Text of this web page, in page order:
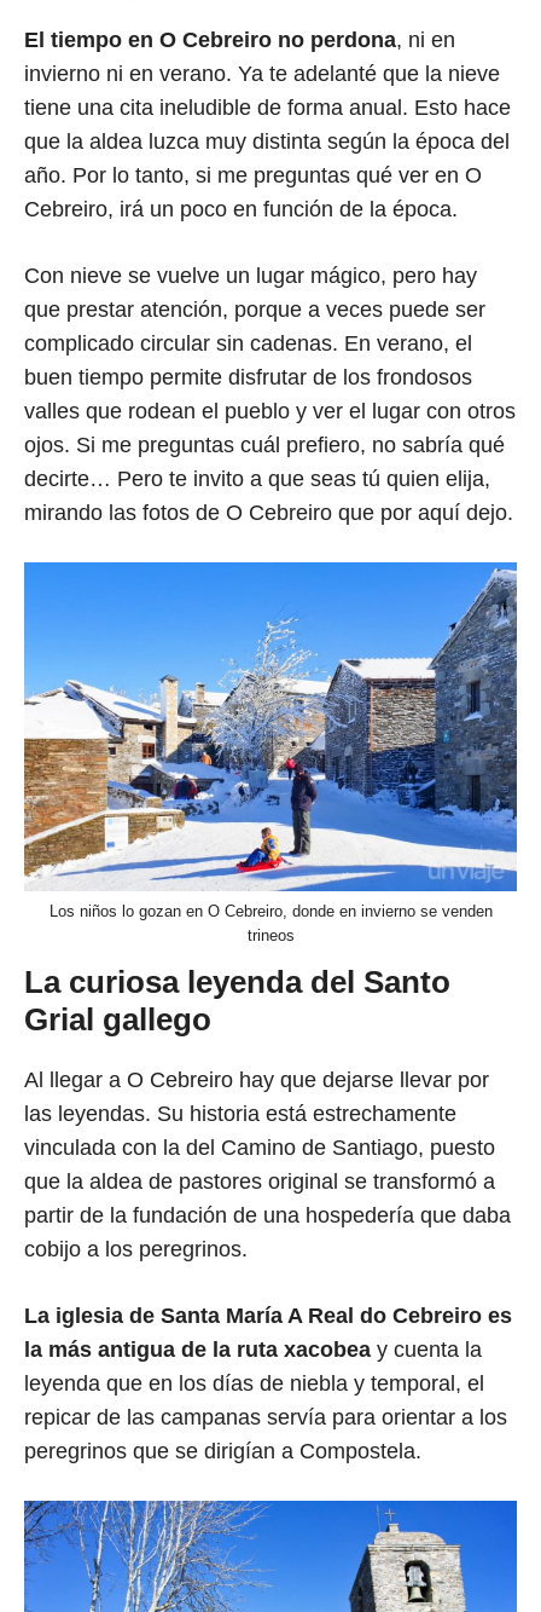
El tiempo en O Cebreiro no perdona, ni en
invierno ni en verano. Ya te adelanté que la nieve
tiene una cita ineludible de forma anual. Esto hace
que la aldea luzca muy distinta según la época del
año. Por lo tanto, si me preguntas qué ver en O
Cebreiro, irá un poco en función de la época.
Con nieve se vuelve un lugar mágico, pero hay
que prestar atención, porque a veces puede ser
complicado circular sin cadenas. En verano, el
buen tiempo permite disfrutar de los frondosos
valles que rodean el pueblo y ver el lugar con otros
ojos. Si me preguntas cuál prefiero, no sabría qué
decirte… Pero te invito a que seas tú quien elija,
mirando las fotos de O Cebreiro que por aquí dejo.
Los niños lo gozan en O Cebreiro, donde en invierno se venden
trineos
La curiosa leyenda del Santo
Grial gallego
Al llegar a O Cebreiro hay que dejarse llevar por
las leyendas. Su historia está estrechamente
vinculada con la del Camino de Santiago, puesto
que la aldea de pastores original se transformó a
partir de la fundación de una hospedería que daba
cobijo a los peregrinos.
La iglesia de Santa María A Real do Cebreiro es
la más antigua de la ruta xacobea y cuenta la
leyenda que en los días de niebla y temporal, el
repicar de las campanas servía para orientar a los
peregrinos que se dirigían a Compostela.